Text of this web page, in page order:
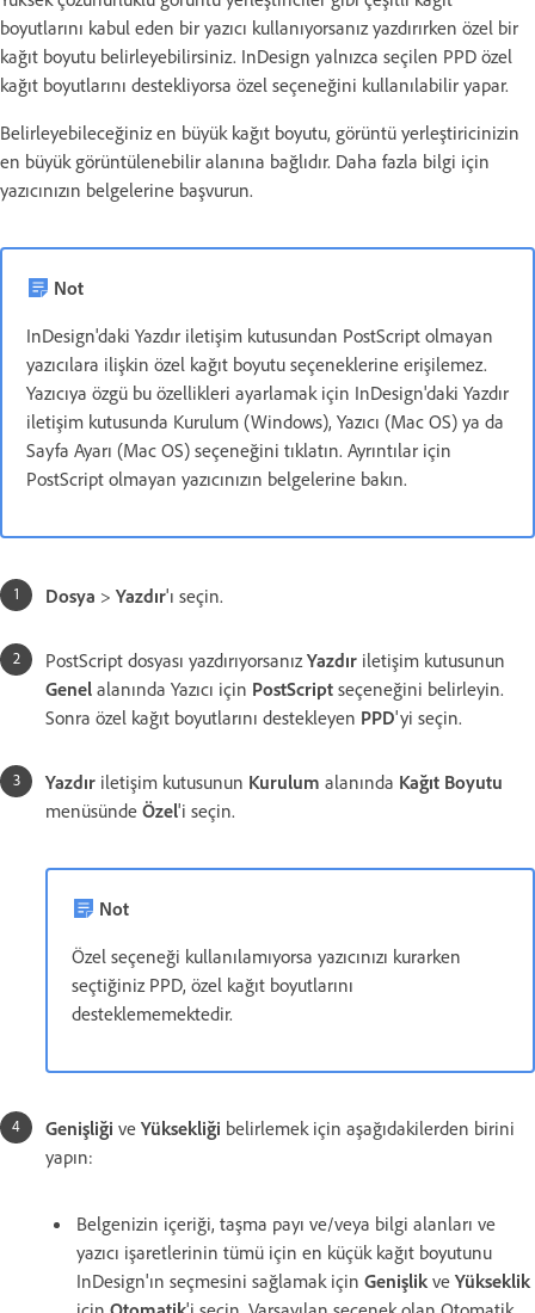
boyutlarını kabul eden bir yazıcı kullanıyorsanız yazdırırken özel bir
kağıt boyutu belirleyebilirsiniz. InDesign yalnızca seçilen PPD özel
kağıt boyutlarını destekliyorsa özel seçeneğini kullanılabilir yapar.
Belirleyebileceğiniz en büyük kağıt boyutu, görüntü yerleştiricinizin
en büyük görüntülenebilir alanına bağlıdır. Daha fazla bilgi için
yazıcınızın belgelerine başvurun.
Not
InDesign'daki Yazdır iletişim kutusundan PostScript olmayan
yazıcılara ilişkin özel kağıt boyutu seçeneklerine erişilemez.
Yazıcıya özgü bu özellikleri ayarlamak için InDesign'daki Yazdır
iletişim kutusunda Kurulum (Windows), Yazıcı (Mac OS) ya da
Sayfa Ayarı (Mac OS) seçeneğini tıklatın. Ayrıntılar için
PostScript olmayan yazıcınızın belgelerine bakın.
Dosya > Yazdır'ı seçin.
PostScript dosyası yazdırıyorsanızYazdır iletişim kutusunun
Genel alanında Yazıcı için PostScript seçeneğini belirleyin.
Sonra özel kağıt boyutlarını destekleyen PPD'yi seçin.
Yazdır iletişim kutusunun Kurulum alanında Kağıt Boyutu
menüsünde Özel'i seçin.
Not
Özel seçeneği kullanılamıyorsa yazıcınızı kurarken
seçtiğiniz PPD, özel kağıt boyutlarını
desteklememektedir.
Genişliği ve Yüksekliği belirlemek için aşağıdakilerden birini
yapın:
Belgenizin içeriği, taşma payı ve/veya bilgi alanları ve
yazıcı işaretlerinin tümü için en küçük kağıt boyutunu
InDesign'ın seçmesini sağlamak için Genişlik ve Yükseklik